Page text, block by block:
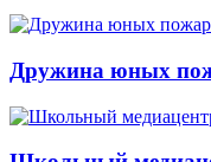
Дружина юных